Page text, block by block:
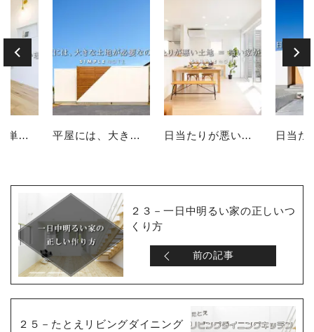
家の価格を坪単価で判断してはいけない理由 平屋には、大きな土地が必要なのか？ 日当たりが悪い土地 ＝ 暗い家が建つ？
２３－一日中明るい家の正しいつ
くり方
前の記事
２５－たとえリビングダイニング